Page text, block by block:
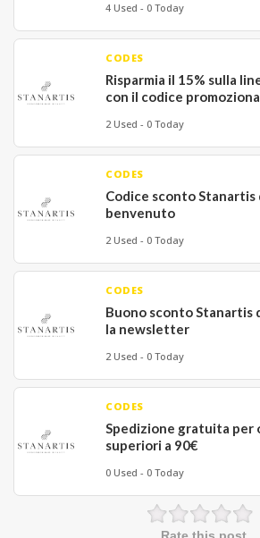
4 Used - 0 Today
CODES
Risparmia il 15% sulla
con il codice
2 Used - 0 Today
CODES
Codice sconto Stanartis
benvenuto
2 Used - 0 Today
CODES
Buono sconto Stanartis
la newsletter
2 Used - 0 Today
CODES
Spedizione gratuita per
superiori a 90€
0 Used - 0 Today